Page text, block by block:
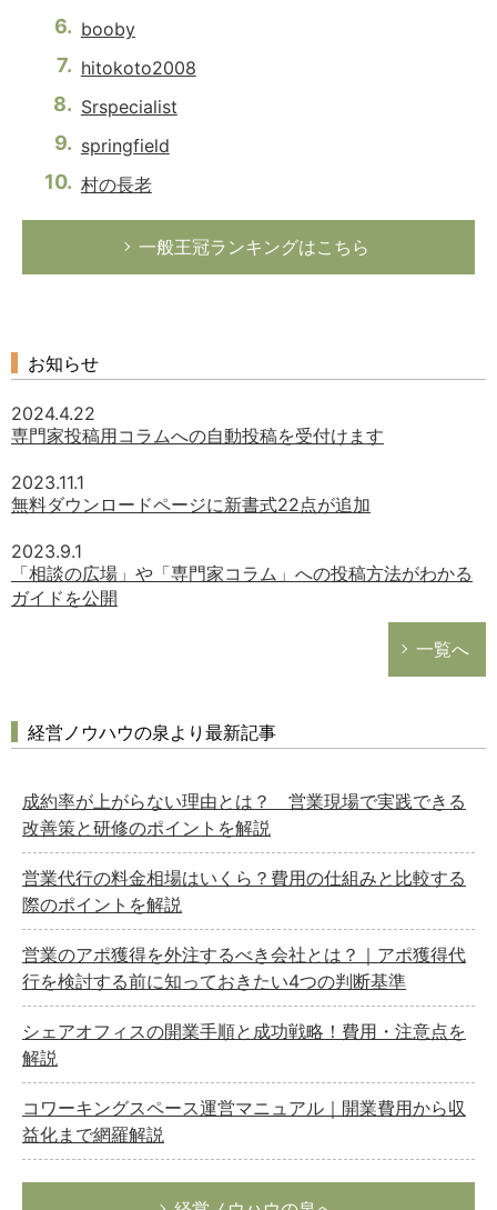
booby
hitokoto2008
Srspecialist
springfield
村の長老
一般王冠ランキングはこちら
お知らせ
2024.4.22
専門家投稿用コラムへの自動投稿を受付けます
2023.11.1
無料ダウンロードページに新書式22点が追加
2023.9.1
「相談の広場」や「専門家コラム」への投稿方法がわかる
ガイドを公開
一覧へ
経営ノウハウの泉より最新記事
成約率が上がらない理由とは？ 営業現場で実践できる
改善策と研修のポイントを解説
営業代行の料金相場はいくら？費用の仕組みと比較する
際のポイントを解説
営業のアポ獲得を外注するべき会社とは？｜アポ獲得代
行を検討する前に知っておきたい4つの判断基準
シェアオフィスの開業手順と成功戦略！費用・注意点を
解説
コワーキングスペース運営マニュアル｜開業費用から収
益化まで網羅解説